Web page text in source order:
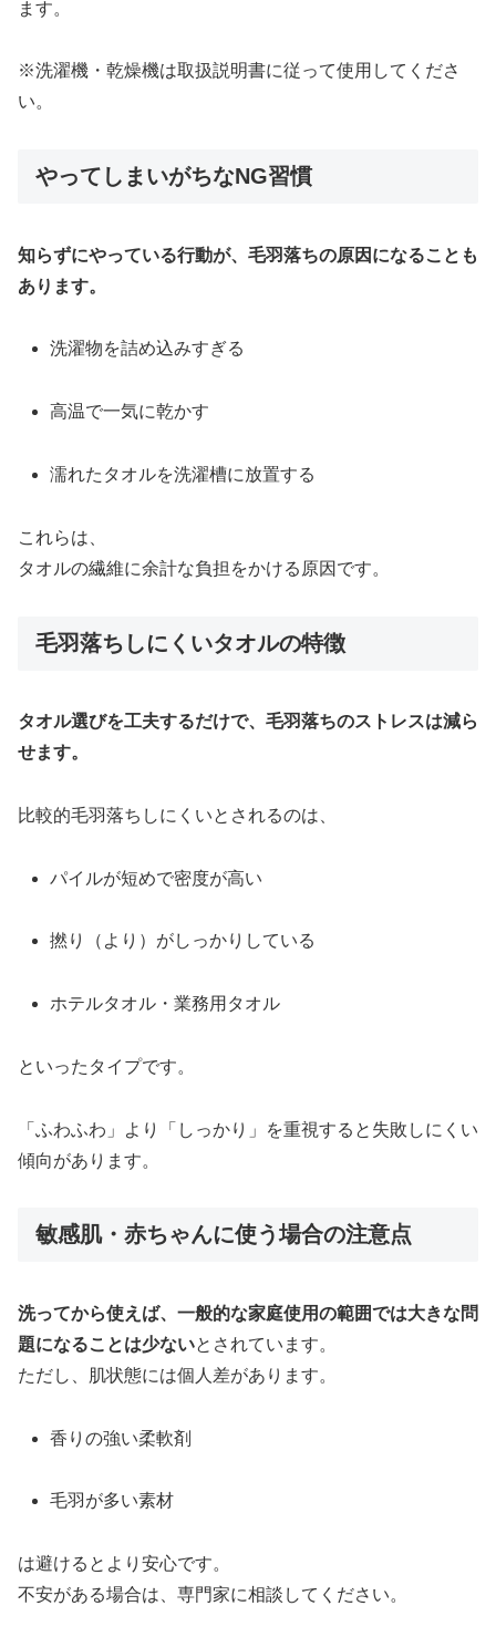
ます。
※洗濯機・乾燥機は取扱説明書に従って使用してくださ
い。
やってしまいがちなNG習慣
知らずにやっている行動が、毛羽落ちの原因になることも
あります。
洗濯物を詰め込みすぎる
高温で一気に乾かす
濡れたタオルを洗濯槽に放置する
これらは、
タオルの繊維に余計な負担をかける原因です。
毛羽落ちしにくいタオルの特徴
タオル選びを工夫するだけで、毛羽落ちのストレスは減ら
せます。
比較的毛羽落ちしにくいとされるのは、
パイルが短めで密度が高い
撚り（より）がしっかりしている
ホテルタオル・業務用タオル
といったタイプです。
「ふわふわ」より「しっかり」を重視すると失敗しにくい
傾向があります。
敏感肌・赤ちゃんに使う場合の注意点
洗ってから使えば、一般的な家庭使用の範囲では大きな問
題になることは少ないとされています。
ただし、肌状態には個人差があります。
香りの強い柔軟剤
毛羽が多い素材
は避けるとより安心です。
不安がある場合は、専門家に相談してください。